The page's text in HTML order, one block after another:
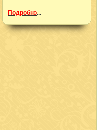
Подробно...